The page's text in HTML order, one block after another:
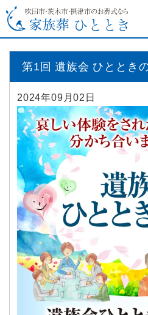
第1回 遺族会 ひととき
2024年09月02日